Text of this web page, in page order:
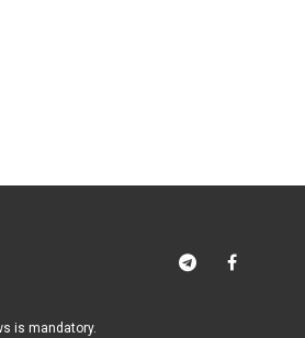
is mandatory.